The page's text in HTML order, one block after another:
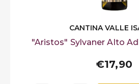
CANTINA VALLE
"Aristos" Sylvaner Alto
€17,90